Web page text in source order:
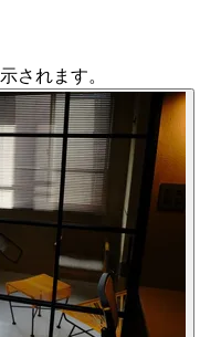
されます。